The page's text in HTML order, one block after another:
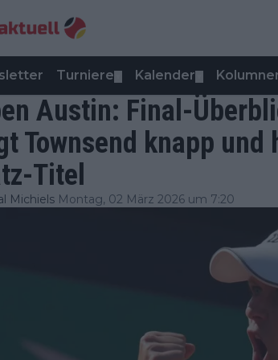
Turniere Kalender
Austin: Final-
Townsend knapp und
Titel
Michiels Montag, 02 März 2026 um 7:20